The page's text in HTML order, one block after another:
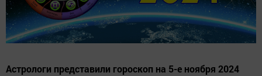
Астрологи представили гороскоп на 5-е ноября 2024